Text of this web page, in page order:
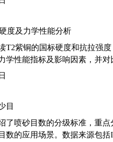
度及力学性能分析
T2紫铜的国标硬度和抗拉强度
学性能指标及影响因素，并
目
了喷砂目数的分级标准，重点
数的应用场景。数据来源包